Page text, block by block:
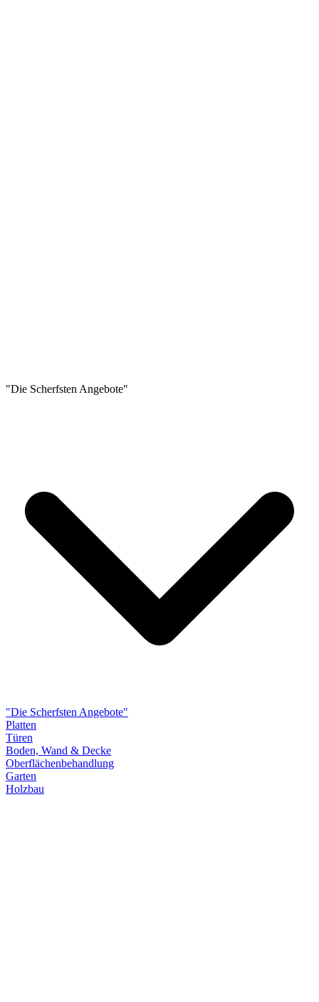
"Die Scherfsten Angebote"
"Die Scherfsten Angebote"
Platten
Türen
Boden, Wand & Decke
Oberflächenbehandlung
Garten
Holzbau